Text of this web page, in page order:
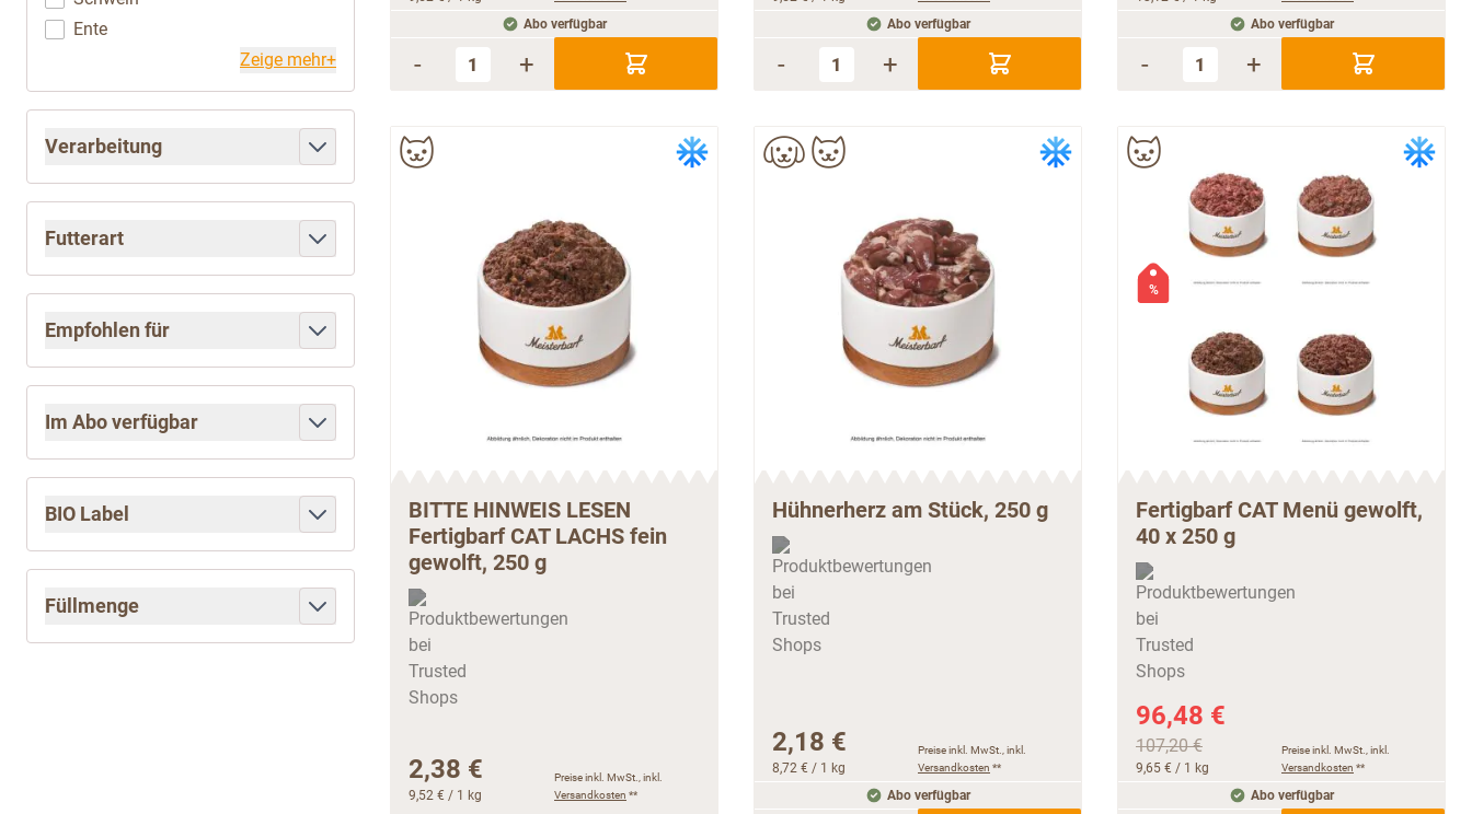
Ente
Zeige mehr+
Verarbeitung
Futterart
Empfohlen für
Im Abo verfügbar
BIO Label
Füllmenge
Abo verfügbar
- +
Abo verfügbar
- +
Abo verfügbar
- +
BITTE HINWEIS LESEN
Fertigbarf CAT LACHS fein
gewolft, 250 g
2,38 €
9,52 € / 1 kg
Preise inkl. MwSt., inkl.
Versandkosten **
Hühnerherz am Stück, 250 g
2,18 €
8,72 € / 1 kg
Preise inkl. MwSt., inkl.
Versandkosten **
Abo verfügbar
%
Fertigbarf CAT Menü gewolft,
40 x 250 g
96,48 €
107,20 €
9,65 € / 1 kg
Preise inkl. MwSt., inkl.
Versandkosten **
Abo verfügbar